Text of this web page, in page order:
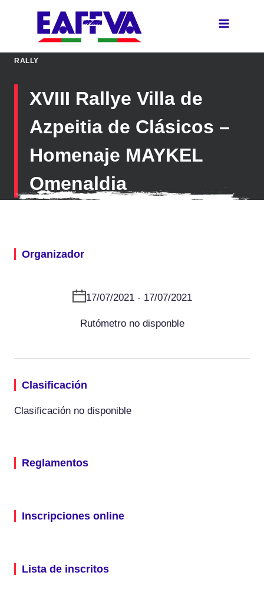
contenido
RALLY
XVIII Rallye Villa de
Azpeitia de Clásicos –
Homenaje MAYKEL
Omenaldia
Organizador
17/07/2021 - 17/07/2021
Rutómetro no disponble
Clasificación
Clasificación no disponible
Reglamentos
Inscripciones online
Lista de inscritos